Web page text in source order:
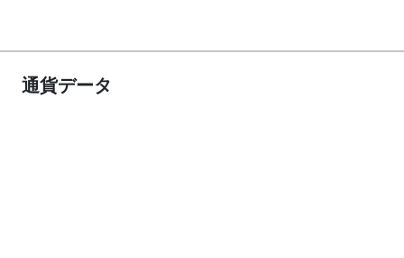
通貨データ